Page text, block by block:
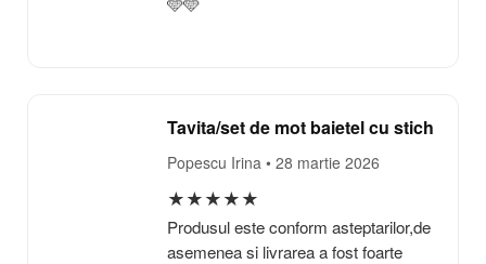
Tavita/set de mot baietel cu stich
Popescu Irina • 28 martie 2026
★★★★★
Produsul este conform asteptarilor,de
asemenea si livrarea a fost foarte